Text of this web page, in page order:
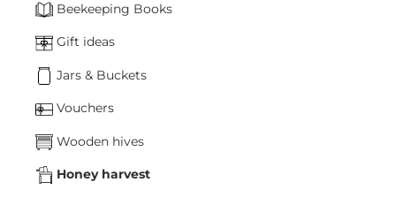
Beekeeping Books
Gift ideas
Jars & Buckets
Vouchers
Wooden hives
Honey harvest